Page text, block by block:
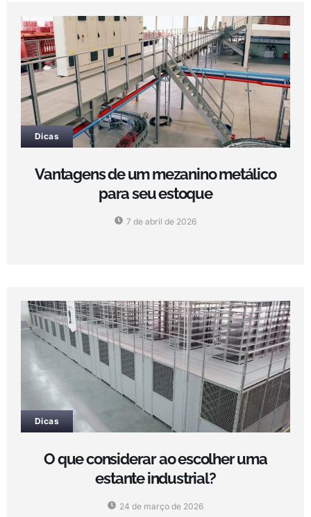
Dicas
Vantagens de um mezanino metálico
para seu estoque
7 de abril de 2026
Dicas
O que considerar ao escolher uma
estante industrial?
24 de março de 2026